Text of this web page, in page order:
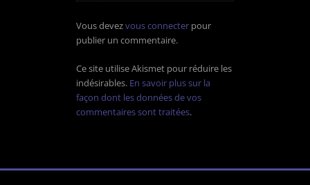
Vous devezvous connecter pour
publier un commentaire.
Ce site utilise Akismet pour réduire les
indésirables. En savoir plus sur la
façon dont les données de vos
commentaires sont traitées.